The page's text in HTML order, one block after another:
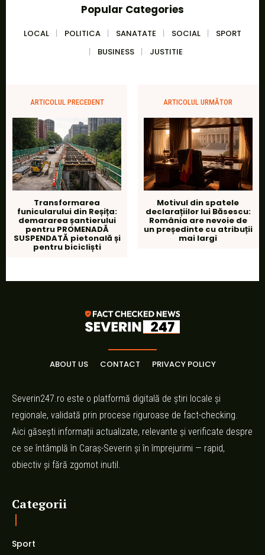
Popular Categories
LOCAL POLITICA SANATATE SOCIAL
SPORT
BUSINESS
JUSTITIE
ARTICOLUL PRECEDENT
Transformarea
funicularului din Reșița:
demararea șantierului
pentru PROMENADĂ
SUSPENDATĂ pietonală și
pentru bicicliști
ARTICOLUL URMĂTOR
Motivul din spatele
declarațiilor lui Băsescu:
România are nevoie de
un președinte cu atribuții
mai largi
ABOUT US CONTACT PRIVACY POLICY
Severin247.ro este o platformă digitală de știri locale și
regionale, validată prin procese riguroase de fact-checking.
Aici găsești informații actualizate, relevante și verificate despre
ce se întâmplă în Caraș-Severin și în împrejurimi — rapid,
obiectiv și fără zgomot inutil.
Categorii
Sport